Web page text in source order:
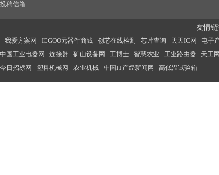
投稿信箱
友情
我爱方案网 ICGOO元器件商城 创芯在线检测 芯片查询 天天IC网
电子
中国工业电器网
连接器 矿山设备网 工博士 智慧农业 工业路由器
天工
今日招标网
塑料机械网 农业机械 中国IT产经新闻网 高低温试验箱